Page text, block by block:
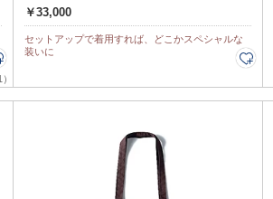
￥33,000
セットアップで着用すれば、どこかスペシャルな
装いに